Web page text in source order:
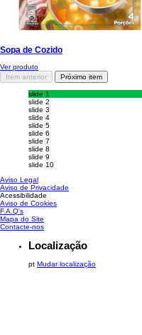
Sopa de Cozido
Ver produto
Item anterior
Próximo item
slide 1
slide 2
slide 3
slide 4
slide 5
slide 6
slide 7
slide 8
slide 9
slide 10
Aviso Legal
Aviso de Privacidade
Acessibilidade
Aviso de Cookies
Gerir Preferências
Mapa do Site